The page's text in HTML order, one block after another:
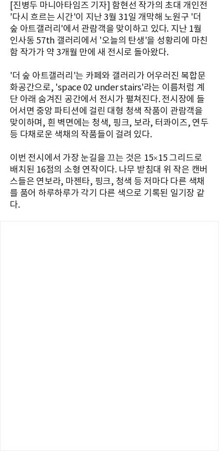
[진병두 마니아타임즈 기자] 함현선 작가의 초대 개인전
'다시 흐르는 시간'이 지난 3월 31일 개막해 노원구 '더
숲 아트갤러리'에서 관람객을 맞이하고 있다. 지난 1월
인사동 57th 갤러리에서 '오늘의 탄생'을 성황리에 마친
함 작가가 약 3개월 만에 새 전시로 돌아왔다.
'더 숲 아트갤러리'는 카페와 갤러리가 어우러진 복합문
화공간으로, 'space 02 under stairs'라는 이름처럼 계
단 아래 숨겨진 공간에서 전시가 펼쳐진다. 전시장에 들
어서면 중앙 파티션에 걸린 대형 청색 작품이 관람객을
맞이하며, 흰 벽면에는 청색, 핑크, 보라, 터콰이즈, 연두
등 다채로운 색채의 작품들이 걸려 있다.
이번 전시에서 가장 눈길을 끄는 것은 15×15 그리드로
배치된 16점의 소형 연작이다. 나무 받침대 위 작은 캔버
스들은 연보라, 마젠타, 핑크, 청색 등 저마다 다른 색채
를 품어 하루하루가 각기 다른 색으로 기록된 일기장 같
다.